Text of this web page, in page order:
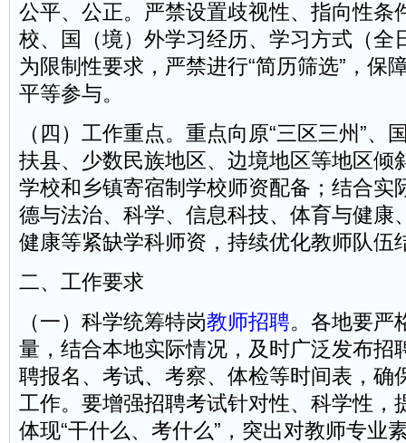
公平、公正。严禁设置歧视性、指向性条
校、国（境）外学习经历、学习方式（全
为限制性要求，严禁进行“简历筛选”，保
平等参与。
（四）工作重点。重点向原“三区三州”、
扶县、少数民族地区、边境地区等地区倾
学校和乡镇寄宿制学校师资配备；结合实
德与法治、科学、信息科技、体育与健康
健康等紧缺学科师资，持续优化教师队伍
二、工作要求
（一）科学统筹特岗教师招聘。各地要严
量，结合本地实际情况，及时广泛发布招
聘报名、考试、考察、体检等时间表，确
工作。要增强招聘考试针对性、科学性，
体现“干什么、考什么”，突出对教师专业